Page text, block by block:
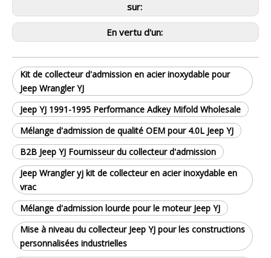
sur:
En vertu d'un:
Kit de collecteur d'admission en acier inoxydable pour
Jeep Wrangler YJ
Jeep YJ 1991-1995 Performance Adkey Mifold Wholesale
Mélange d'admission de qualité OEM pour 4.0L Jeep YJ
B2B Jeep YJ Fournisseur du collecteur d'admission
Jeep Wrangler yj kit de collecteur en acier inoxydable en
vrac
Mélange d'admission lourde pour le moteur Jeep YJ
Mise à niveau du collecteur Jeep YJ pour les constructions
personnalisées industrielles